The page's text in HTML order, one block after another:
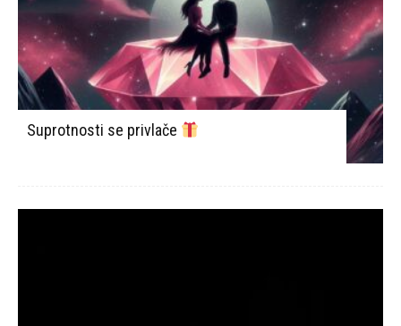
Suprotnosti se privlače